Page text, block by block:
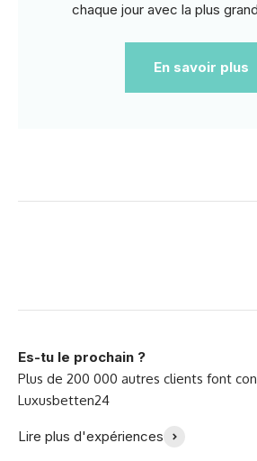
chaque jour avec la plus
En savoir plus
Es-tu le prochain ?
Lire plus d'expériences
Enfin un lit parfait